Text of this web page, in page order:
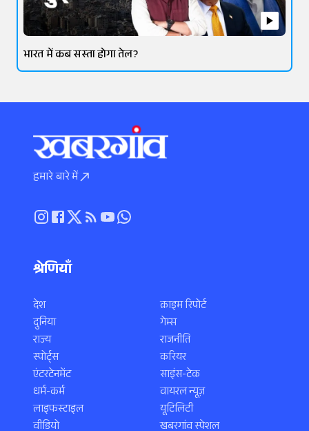
भारत में कब सस्ता होगा तेल?
हमारे बारे में
श्रेणियाँ
देश
दुनिया
राज्य
स्पोर्ट्स
एंटरटेनमेंट
धर्म-कर्म
लाइफस्टाइल
वीडियो
क्राइम रिपोर्ट
गेम्स
राजनीति
करियर
साइंस-टेक
वायरल न्यूज़
यूटिलिटी
खबरगांव स्पेशल